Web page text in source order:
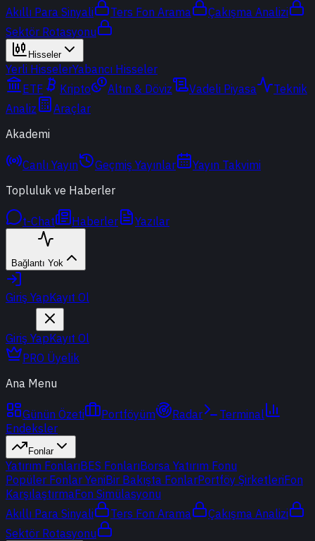
Akıllı Para Sinyali
Ters Fon Arama
Çakışma Analizi
Sektör Rotasyonu
Hisseler
Yerli HisselerYabancı Hisseler
ETF
Kripto Altın & Döviz Vadeli Piyasa
Teknik
Analiz
Araçlar
Akademi
Canlı Yayın Geçmiş Yayınlar
Yayın Takvimi
Topluluk ve Haberler
t-Chat Haberler Yazılar
Bağlantı Yok
Giriş YapKayıt Ol
Giriş YapKayıt Ol
PRO Üyelik
Ana Menu
Günün Özeti Portföyüm Radar
Terminal
Endeksler
Fonlar
Yatırım FonlarıBES FonlarıBorsa Yatırım Fonu
Popüler Fonlar YeniBir Bakışta FonlarPortföy ŞirketleriFon
KarşılaştırmaFon Simülasyonu
Akıllı Para Sinyali
Ters Fon Arama
Çakışma Analizi
Sektör Rotasyonu